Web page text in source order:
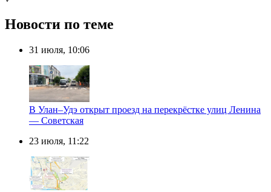
Новости по теме
31 июля, 10:06
В Улан–Удэ открыт проезд на перекрёстке улиц Ленина
— Советская
23 июля, 11:22